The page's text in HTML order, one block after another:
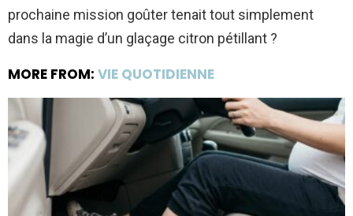
prochaine mission goûter tenait tout simplement
dans la magie d’un glaçage citron pétillant ?
MORE FROM: VIE QUOTIDIENNE